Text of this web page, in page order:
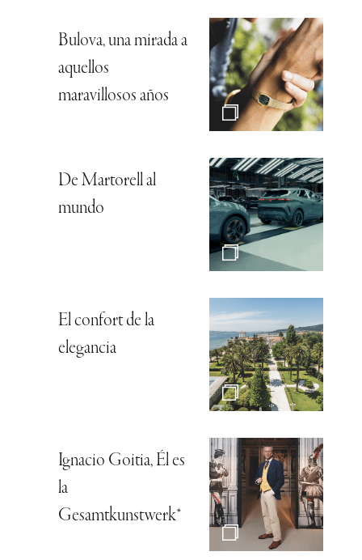
Bulova, una mirada a
aquellos
maravillosos años
De Martorell al
mundo
El confort de la
elegancia
Ignacio Goitia, Él es
la
Gesamtkunstwerk*